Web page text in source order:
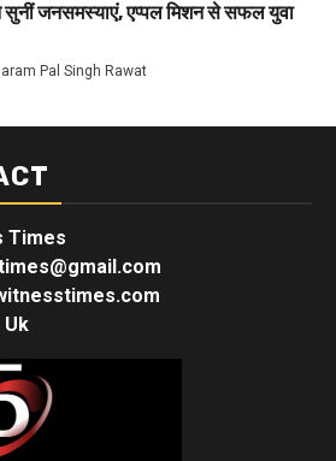
सुनीं जनसमस्याएं, एप्पल मिशन से सफल युवा
Pal Singh Rawat
Times
Uk